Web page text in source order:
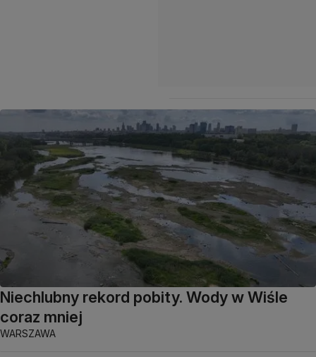
Niechlubny rekord pobity. Wody w Wiśle
coraz mniej
WARSZAWA